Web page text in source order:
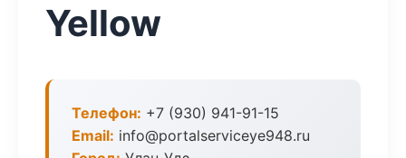
Yellow
Телефон: +7 (930) 941-91-15
Email: info@portalserviceye948.ru